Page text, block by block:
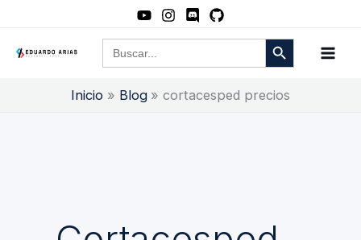
contenido
Buscar: Botón de búsqueda
Inicio Blog cortacesped precios